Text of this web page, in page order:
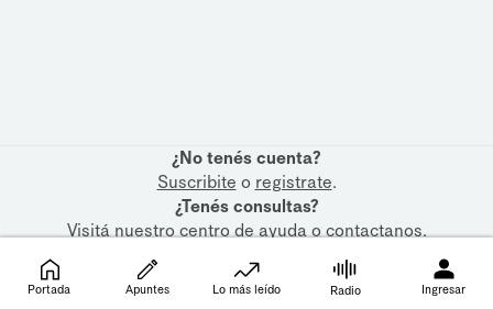
¿No tenés cuenta?
Suscribite o registrate.
¿Tenés consultas?
Visitá nuestrocentro de ayudaocontactanos.
Portada Apuntes Lo más leído Radio Ingresar